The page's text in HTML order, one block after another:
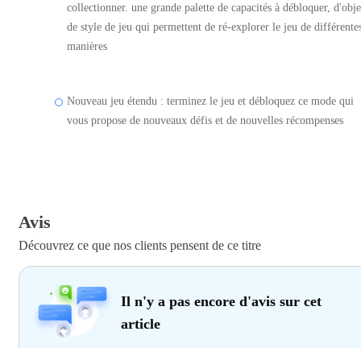
collectionner. une grande palette de capacités à débloquer,
de style de jeu qui permettent de ré-explorer le jeu de
manières
Nouveau jeu étendu : terminez le jeu et débloquez ce mode qui
vous propose de nouveaux défis et de nouvelles récompenses
Avis
Découvrez ce que nos clients pensent de ce titre
Il n'y a pas encore d'avis sur cet
article